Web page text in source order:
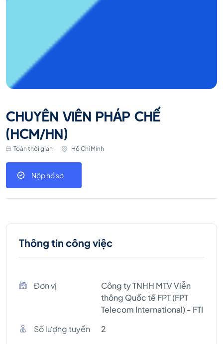
CHUYÊN VIÊN PHÁP CHẾ
(HCM/HN)
Toàn thời gian Hồ Chí Minh
Nộp hồ sơ
Thông tin công việc
Đơn vị
Công ty TNHH MTV Viễn
thông Quốc tế FPT (FPT
Telecom International) - FTI
Số lượng tuyền
2